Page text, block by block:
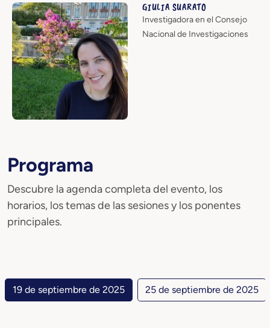
GIULIA SUARATO
Investigadora en el Consejo
Nacional de Investigaciones
Programa
Descubre la agenda completa del evento, los
horarios, los temas de las sesiones y los ponentes
principales.
19 de septiembre de 2025 25 de septiembre de 2025